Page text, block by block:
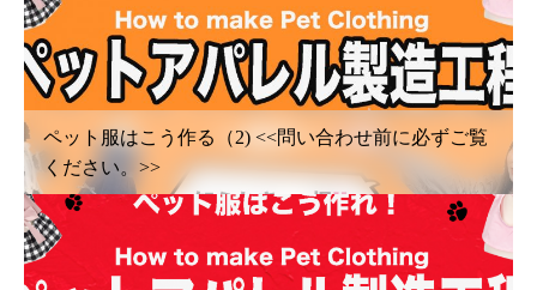
ペット服はこう作る（2) <<問い合わせ前に必ずご覧
ください。>>